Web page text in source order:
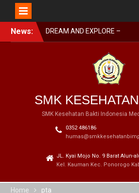
News:
DREAM AND EXPLORE –
MPLS BIMPO 2023
SWASTA FESTIVAL 2023
BARENG BUPATI
GERAK JALAN GARAPAN
DISBUDPARPORA
SMK
SMK Kesehatan Bakti Indonesia
0352 486186
JL. Kyai Mojo No. 9 Barat Alun-
Kel. Kauman Kec. Ponorogo
Home pta